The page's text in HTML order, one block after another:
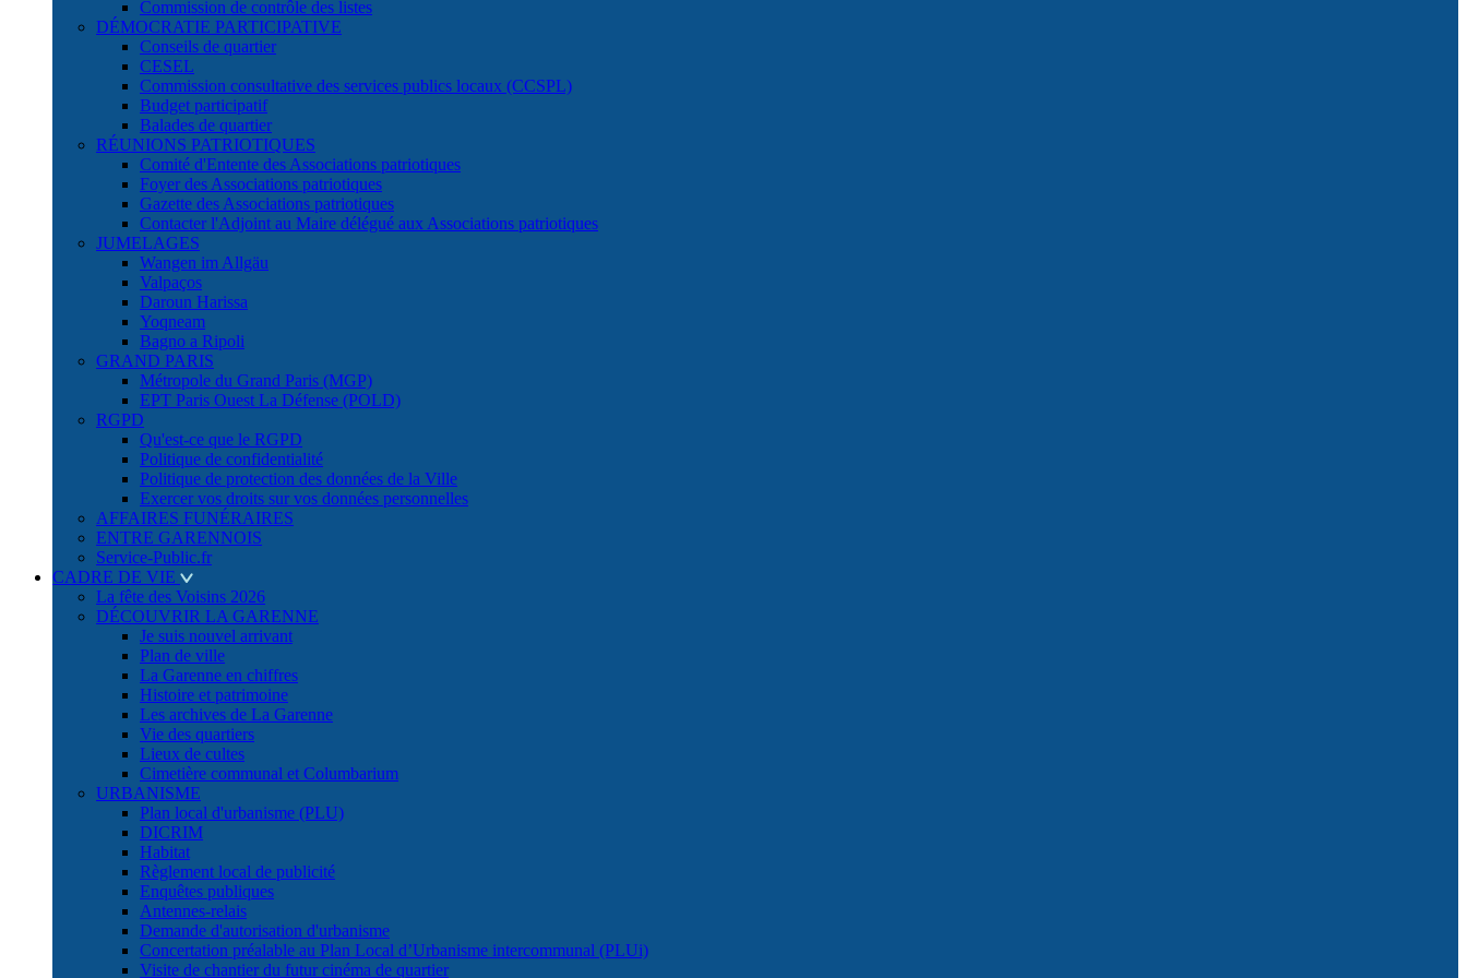
Commission de contrôle des listes
DÉMOCRATIE PARTICIPATIVE
Conseils de quartier
CESEL
Commission consultative des services publics locaux (CCSPL)
Budget participatif
Balades de quartier
RÉUNIONS PATRIOTIQUES
Comité d'Entente des Associations patriotiques
Foyer des Associations patriotiques
Gazette des Associations patriotiques
Contacter l'Adjoint au Maire délégué aux Associations patriotiques
JUMELAGES
Wangen im Allgäu
Valpaços
Daroun Harissa
Yoqneam
Bagno a Ripoli
GRAND PARIS
Métropole du Grand Paris (MGP)
EPT Paris Ouest La Défense (POLD)
RGPD
Qu'est-ce que le RGPD
Politique de confidentialité
Politique de protection des données de la Ville
Exercer vos droits sur vos données personnelles
AFFAIRES FUNÉRAIRES
ENTRE GARENNOIS
Service-Public.fr
CADRE DE VIE
La fête des Voisins 2026
DÉCOUVRIR LA GARENNE
Je suis nouvel arrivant
Plan de ville
La Garenne en chiffres
Histoire et patrimoine
Les archives de La Garenne
Vie des quartiers
Lieux de cultes
Cimetière communal et Columbarium
URBANISME
Plan local d'urbanisme (PLU)
DICRIM
Habitat
Règlement local de publicité
Enquêtes publiques
Antennes-relais
Demande d'autorisation d'urbanisme
Concertation préalable au Plan Local d’Urbanisme intercommunal (PLUi)
Visite de chantier du futur cinéma de quartier